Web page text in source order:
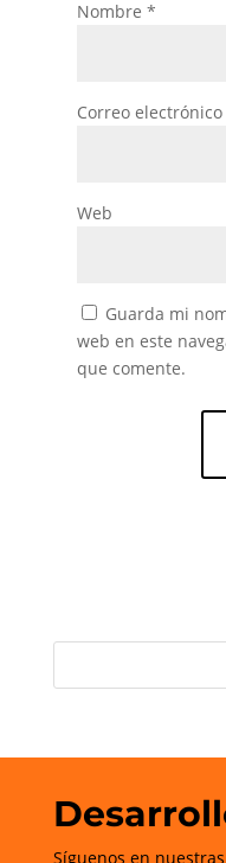
Nombre *
Correo electrónico
Web
Guarda mi
web en este
que comente.
Síguenos en